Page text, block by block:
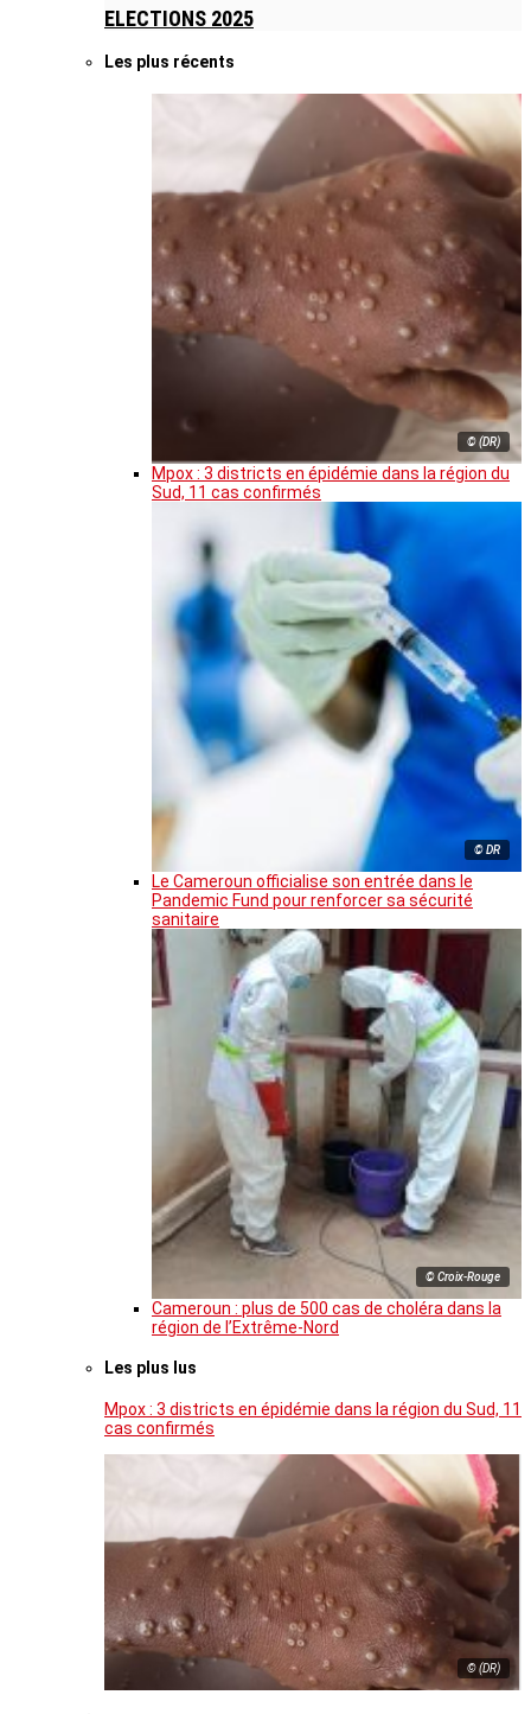
ELECTIONS 2025
Les plus récents
© (DR)
Mpox : 3 districts en épidémie dans la région du
Sud, 11 cas confirmés
© DR
Le Cameroun officialise son entrée dans le
Pandemic Fund pour renforcer sa sécurité
sanitaire
© Croix-Rouge
Cameroun : plus de 500 cas de choléra dans la
région de l’Extrême-Nord
Les plus lus
Mpox : 3 districts en épidémie dans la région du Sud, 11
cas confirmés
© (DR)